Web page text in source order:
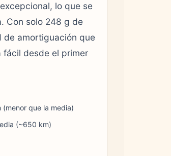
lo que se
Con solo 248 g de
de amortiguación que
fácil desde el primer
(menor que la media)
(~650 km)